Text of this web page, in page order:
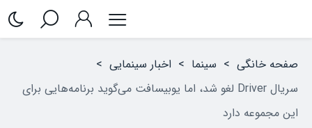
صفحه خانگی > سینما > اخبار سینمایی >
سریال Driver لغو شد، اما یوبیسافت می‌گوید برنامه‌‌هایی برای
این مجموعه دارد